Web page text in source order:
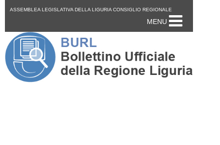
ASSEMBLEA LEGISLATIVA DELLA LIGURIA CONSIGLIO REGIONALE
MENU